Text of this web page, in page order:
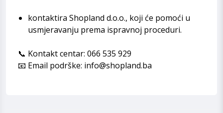
kontaktira Shopland d.o.o., koji će pomoći u
usmjeravanju prema ispravnoj proceduri.
📞 Kontakt centar: 066 535 929
📧 Email podrške: info@shopland.ba